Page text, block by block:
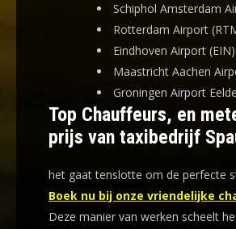
Schiphol Amsterdam
Rotterdam Airport
Eindhoven Airport (EIN)
Maastricht Aachen
Groningen Airport
Top Chauffeurs, en
prijs van taxibedrijf
het gaat tenslotte om de perfecte
Boek nu bij onze vriendelijke
Deze manier van werken scheelt